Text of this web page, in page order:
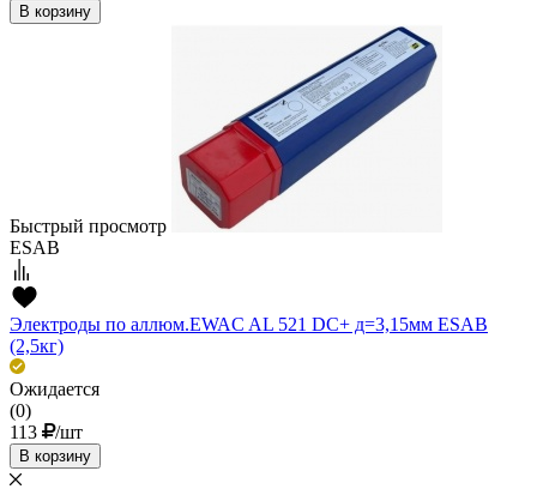
В корзину
Быстрый просмотр
ESAB
Электроды по аллюм.EWAC AL 521 DC+ д=3,15мм ESAB
(2,5кг)
Ожидается
(0)
113
/шт
В корзину